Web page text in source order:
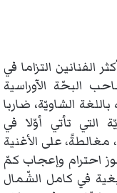
الفنانين التزاما في
البحّة الآوراسية
الشاويّة، ضاربا
التي تأتي أوّلا في
على الأغنية
احترام وإعجاب كمّ
في كامل الشّمال